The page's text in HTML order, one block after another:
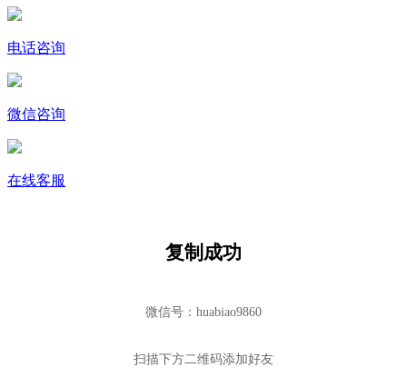
电话咨询
微信咨询
在线客服
复制成功
微信号：huabiao9860
扫描下方二维码添加好友